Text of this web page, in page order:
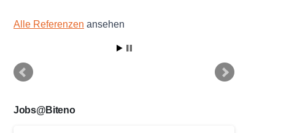
Alle Referenzen ansehen
Jobs@Biteno